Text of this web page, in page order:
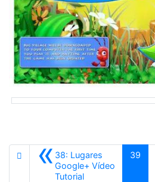
«38: Lugares
Google+ Vídeo
TutorialAnterior
39